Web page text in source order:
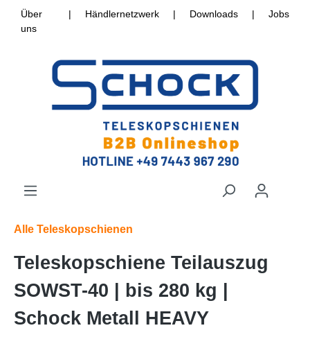
Über
uns
| Händlernetzwerk | Downloads | Jobs
Alle Teleskopschienen
Teleskopschiene Teilauszug
SOWST-40 | bis 280 kg |
Schock Metall HEAVY